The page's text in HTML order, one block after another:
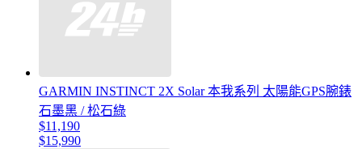
GARMIN INSTINCT 2X Solar 本我系列 太陽能GPS腕錶
石墨黑 / 松石綠
$11,190
$15,990